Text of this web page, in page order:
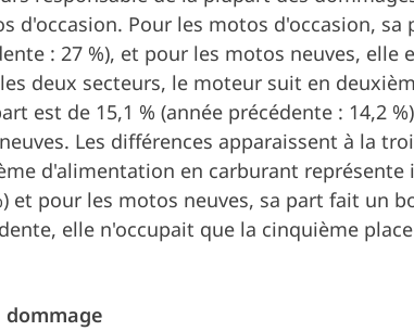
d'occasion. Pour les motos d'occasion, sa
: 27 %), et pour les motos neuves, elle
deux secteurs, le moteur suit en
est de 15,1 % (année précédente : 14,2
Les différences apparaissent à la
d'alimentation en carburant représente
et pour les motos neuves, sa part fait un
elle n'occupait que la cinquième
dommage